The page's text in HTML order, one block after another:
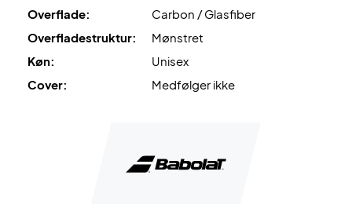
Overflade:
Carbon / Glasfiber
Overfladestruktur:
Mønstret
Køn:
Unisex
Cover:
Medfølger ikke